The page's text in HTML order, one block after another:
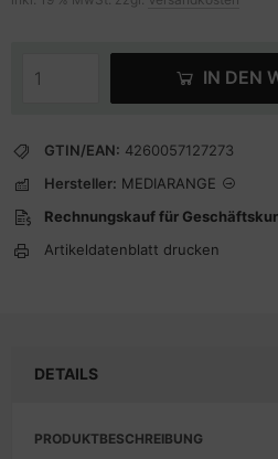
IN DEN
GTIN/EAN: 4260057127273
Hersteller: MEDIARANGE
Rechnungskauf für
Artikeldatenblatt drucken
DETAILS
PRODUKTBESCHREIBUNG